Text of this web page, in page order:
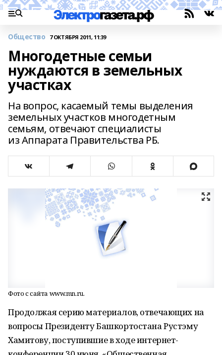
Общество 7 ОКТЯБРЯ 2011, 11:39
Многодетные семьи
нуждаются в земельных
участках
На вопрос, касаемый темы выделения
земельных участков многодетным
семьям, отвечают специалисты
из Аппарата Правительства РБ.
Фото с сайта www.mn.ru.
Продолжая серию материалов, отвечающих на
вопросы Президенту Башкортостана Рустэму
Хамитову, поступившие в ходе интернет-